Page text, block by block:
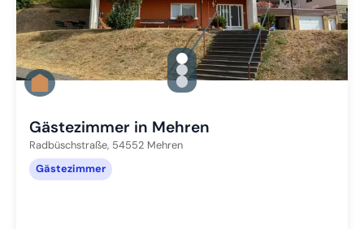
gallery.slide_selector
Zu Slide 1 wechseln
Zu Slide 2 wechseln
Zu Slide 3 wechseln
Gästezimmer in Mehren
Radbüschstraße, 54552 Mehren
Gästezimmer